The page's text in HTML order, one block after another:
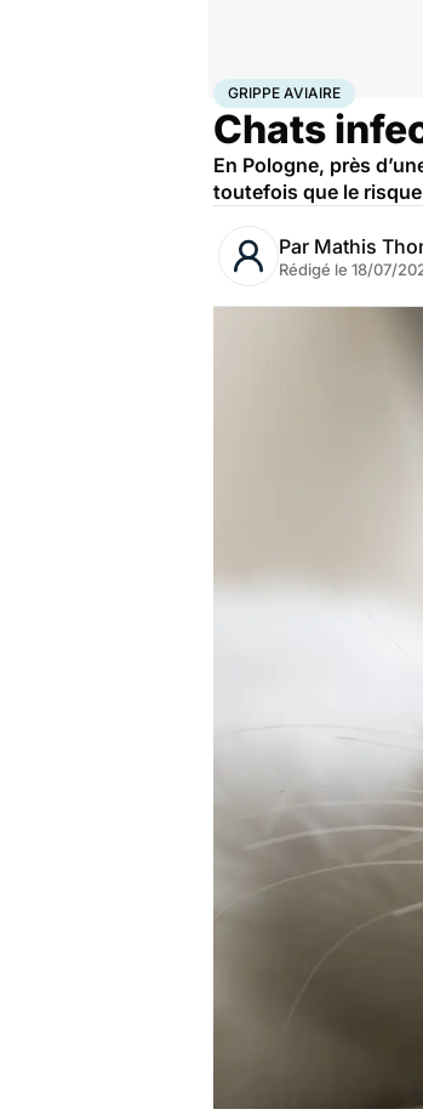
AccueilSantéMaladies
GRIPPE AVIAIRE
Chats
En Pologne, près
toutefois que le
Par Mathis
Rédigé le 18/07/